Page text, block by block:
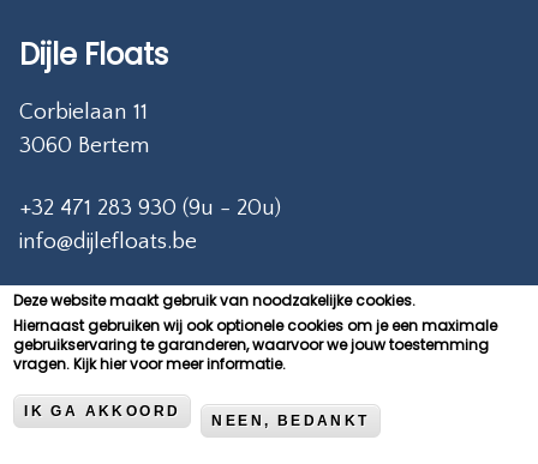
Dijle Floats
Corbielaan 11
3060 Bertem
+32 471 283 930 (9u - 20u)
info@dijlefloats.be
BTW BE0627.916.434
ALGEMENE VOORWAARDEN
Deze website maakt gebruik van noodzakelijke cookies.
Hiernaast gebruiken wij ook optionele cookies om je een maximale
gebruikservaring te garanderen, waarvoor we jouw toestemming
vragen.Kijk hier voor meer informatie.
IK GA AKKOORD
NEEN, BEDANKT